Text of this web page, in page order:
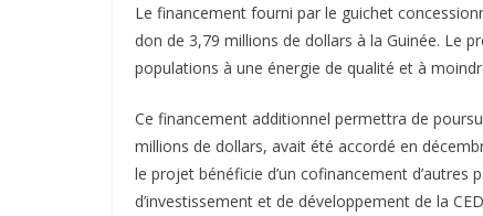
Le financement fourni par le guichet
don de 3,79 millions de dollars à la Guinée. Le
populations à une énergie de qualité et à
Ce financement additionnel permettra de
millions de dollars, avait été accordé en
le projet bénéficie d’un cofinancement d’autres
d’investissement et de développement de la